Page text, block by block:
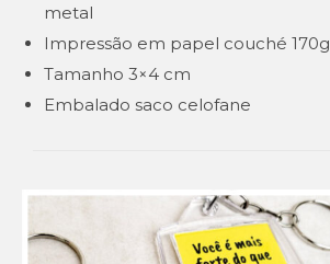
metal
Impressão em papel couché 170g
Tamanho 3×4 cm
Embalado saco celofane